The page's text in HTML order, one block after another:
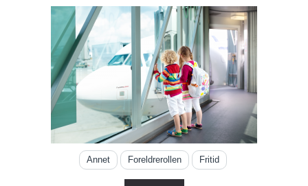
Annet Foreldrerollen Fritid